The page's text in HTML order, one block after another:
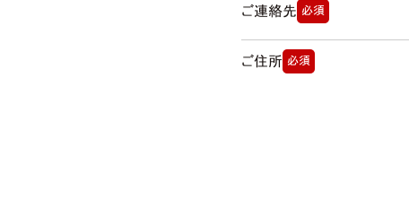
ご連絡先 必須
ご住所 必須